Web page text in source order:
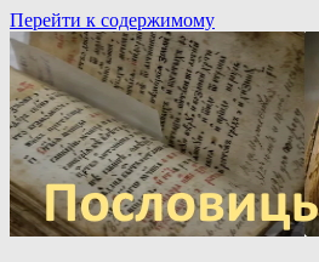
Перейти к содержимому